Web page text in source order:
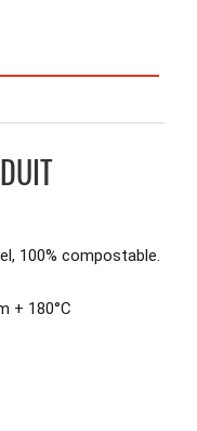
100% compostable.
+ 180°C